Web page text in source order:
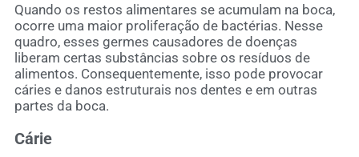
Quando os restos alimentares se acumulam na boca,
ocorre uma maior proliferação de bactérias. Nesse
quadro, esses germes causadores de doenças
liberam certas substâncias sobre os resíduos de
alimentos. Consequentemente, isso pode provocar
cáries e danos estruturais nos dentes e em outras
partes da boca.
Cárie